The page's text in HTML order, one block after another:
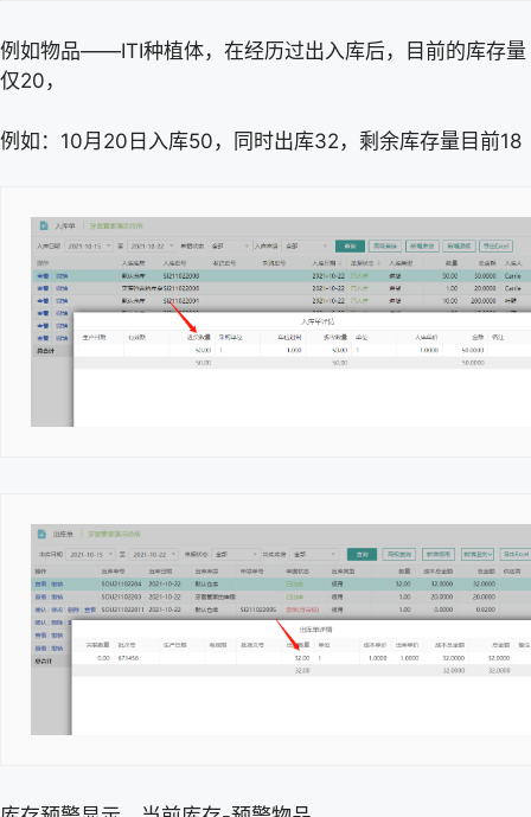
例如物品——ITI种植体，在经历过出入库后，目前的库存量
仅20，
例如：10月20日入库50，同时出库32，剩余库存量目前18